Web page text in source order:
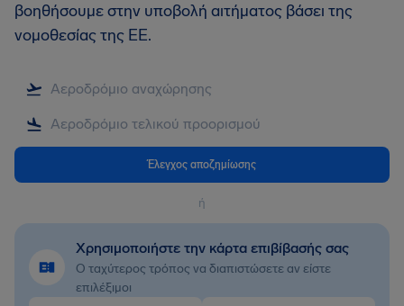
βοηθήσουμε στην υποβολή αιτήματος βάσει της
νομοθεσίας της ΕΕ.
Έλεγχος αποζημίωσης
ή
Χρησιμοποιήστε την κάρτα επιβίβασής σας
Ο ταχύτερος τρόπος να διαπιστώσετε αν είστε
επιλέξιμοι